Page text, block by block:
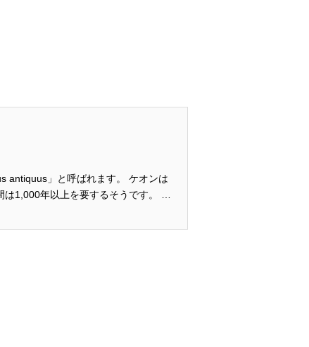
antiquus」と呼ばれます。 ケオンは
1,000年以上を要するそうです。 珊